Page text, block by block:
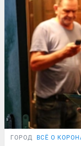
ГОРОД ВСЁ О